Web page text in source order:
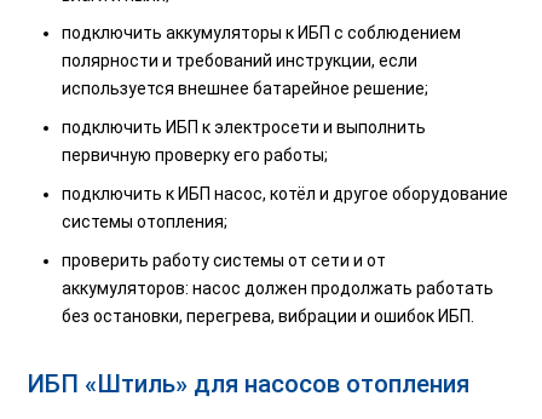
подключить аккумуляторы к ИБП с соблюдением
полярности и требований инструкции, если
используется внешнее батарейное решение;
подключить ИБП к электросети и выполнить
первичную проверку его работы;
подключить к ИБП насос, котёл и другое оборудование
системы отопления;
проверить работу системы от сети и от
аккумуляторов: насос должен продолжать работать
без остановки, перегрева, вибрации и ошибок ИБП.
ИБП «Штиль» для насосов отопления